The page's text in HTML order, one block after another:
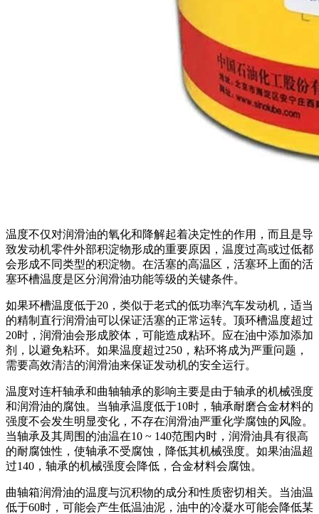
温度不仅对润滑油的氧化和降解起着决定性的作用，而且是导
致发动机零件外部积淀物形成的重要原因，温度过高或过低都
会形成不同类型的积淀物。在活塞的高温区，活塞环上面的活
塞环槽温度是区分润滑油功能等级的关键条件。
如果环槽温度低于20，类似于老式的低功率汽车发动机，适当
的精制直行润滑油可以保证活塞的正常运转。顶环槽温度超过
20时，润滑油会形成胶体，可能造成粘环。应在油中添加添加
剂，以避免粘环。如果温度超过250，粘环将成为严重问题，
需要高效清洁的润滑油来保证发动机的安全运行。
温度对连杆轴承和曲轴轴承的影响主要是由于轴承的机械强度
和润滑油的腐蚀。当轴承温度低于10时，轴承耐磨合金材料的
强度不会发生明显变化，不存在润滑油严重化学腐蚀的风险。
当轴承及其周围的油温在10 ~ 140范围内时，润滑油具有很高
的耐腐蚀性，使轴承不受腐蚀，降低其机械强度。如果油温超
过140，轴承的机械强度会降低，合金材料会腐蚀。
曲轴箱润滑油的温度与沉积物的成分和性质密切相关。当油温
低于60时，可能会产生低温油泥，油中的冷凝水可能会降低某